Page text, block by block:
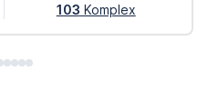
103 Komplex